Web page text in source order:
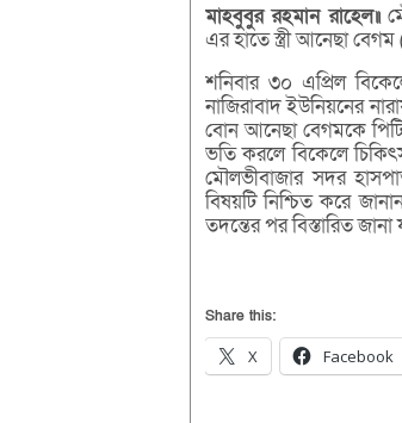
মাহবুবুর রহমান রাহেল॥
এর হাতে স্ত্রী আনেছা
শনিবার ৩০ এপ্রিল
নাজিরাবাদ ইউনিয়নের
বোন আনেছা বেগমকে
ভতি করলে বিকেলে
মৌলভীবাজার সদর
বিষয়টি নিশ্চিত করে
তদন্তের পর বিস্তারিত জানা
Share this:
X Facebook